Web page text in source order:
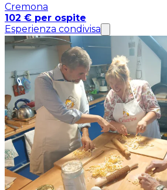
Cremona
102 € per ospite
Esperienza condivisa